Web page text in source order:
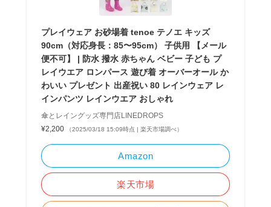
プレイウェア お砂場着 tenoe テノエ キッズ
90cm（対応身長：85〜95cm） 子供用 【メール
便不可】 | 防水 撥水 赤ちゃん ベビー 子ども プ
レイウエア ロンパース 遊び着 オーバーオール か
わいい プレゼント 出産祝い 80 レインウェア レ
インパンツ レインウエア おしゃれ
傘とレイングッズ専門店LINEDROPS
¥2,200
（2025/03/18 15:09時点 | 楽天市場調べ）
Amazon
楽天市場